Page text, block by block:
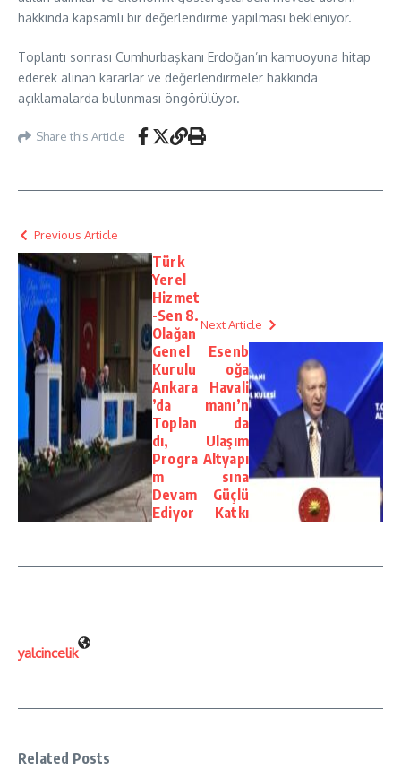
hakkında kapsamlı bir değerlendirme yapılması bekleniyor.
Toplantı sonrası Cumhurbaşkanı Erdoğan’ın kamuoyuna hitap
ederek alınan kararlar ve değerlendirmeler hakkında
açıklamalarda bulunması öngörülüyor.
Share this Article
Previous Article
Türk
Yerel
Hizmet
-Sen 8.
Olağan
Genel
Kurulu
Ankara
’da
Toplan
dı,
Progra
m
Devam
Ediyor
Next Article
Esenb
oğa
Havali
manı’n
da
Ulaşım
Altyapı
sına
Güçlü
Katkı
yalcincelik
Related Posts